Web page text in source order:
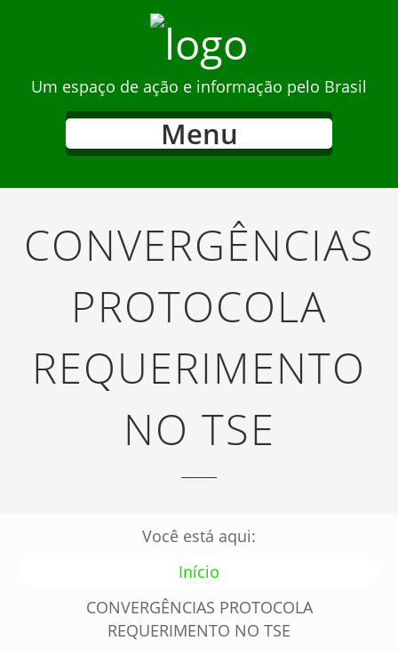
Um espaço de ação e informação pelo Brasil
Menu
CONVERGÊNCIAS
PROTOCOLA
REQUERIMENTO
NO TSE
Você está aqui:
Início
CONVERGÊNCIAS PROTOCOLA
REQUERIMENTO NO TSE